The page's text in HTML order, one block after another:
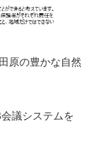
原の豊かな自然
議システムを